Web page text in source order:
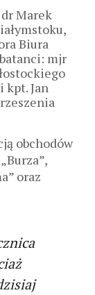
Marek
Biura
mjr
kpt. Jan
obchodów
oraz